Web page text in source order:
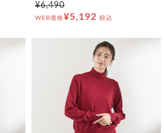
¥6,490
WEB価格¥5,192 税込